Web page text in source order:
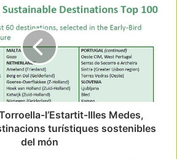
l’Estartit-Illes Medes,
turístiques sostenibles
del món